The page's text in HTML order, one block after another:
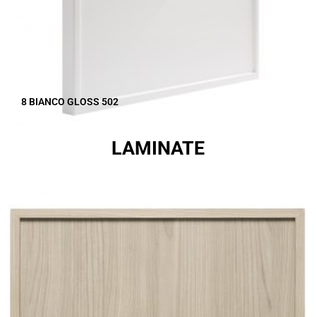
8 BIANCO GLOSS 502
LAMINATE